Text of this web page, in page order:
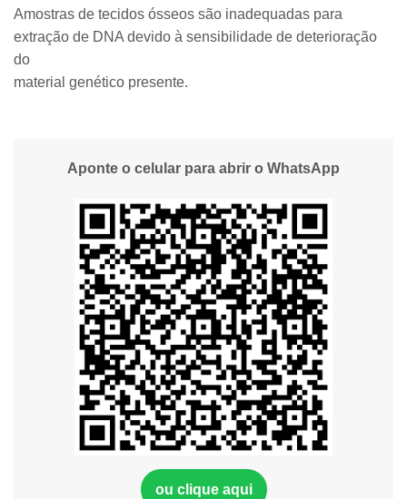
Amostras de tecidos ósseos são inadequadas para
extração de DNA devido à sensibilidade de deterioração
do
material genético presente.
Aponte o celular para abrir o WhatsApp
ou clique aqui